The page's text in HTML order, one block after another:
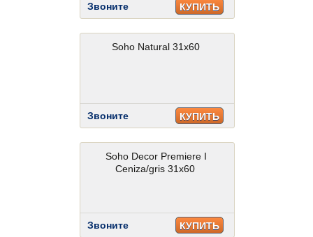
Звоните КУПИТЬ
Soho Natural 31x60
Звоните КУПИТЬ
Soho Decor Premiere I
Ceniza/gris 31x60
Звоните КУПИТЬ